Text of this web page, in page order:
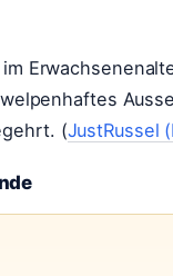
(JustRussel